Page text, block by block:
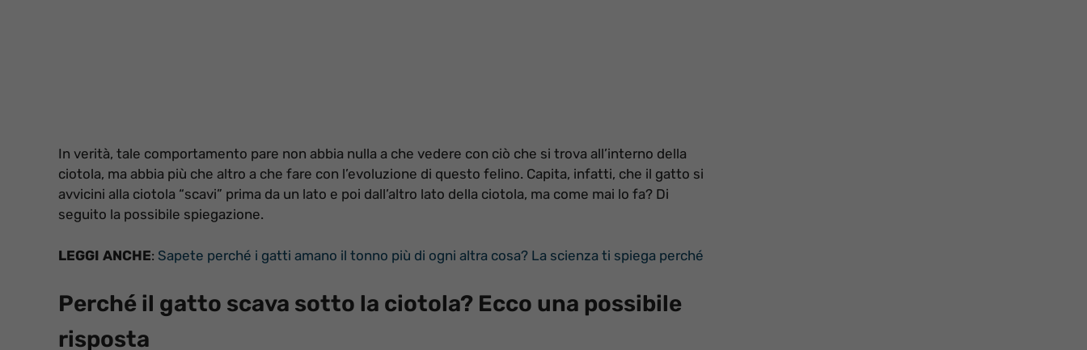
In verità, tale comportamento pare non abbia nulla a che vedere con ciò che si trova all’interno della
ciotola, ma abbia più che altro a che fare con l’evoluzione di questo felino. Capita, infatti, che il gatto si
avvicini alla ciotola “scavi” prima da un lato e poi dall’altro lato della ciotola, ma come mai lo fa? Di
seguito la possibile spiegazione.
LEGGI ANCHE: Sapete perché i gatti amano il tonno più di ogni altra cosa? La scienza ti spiega perché
Perché il gatto scava sotto la ciotola? Ecco una possibile
risposta